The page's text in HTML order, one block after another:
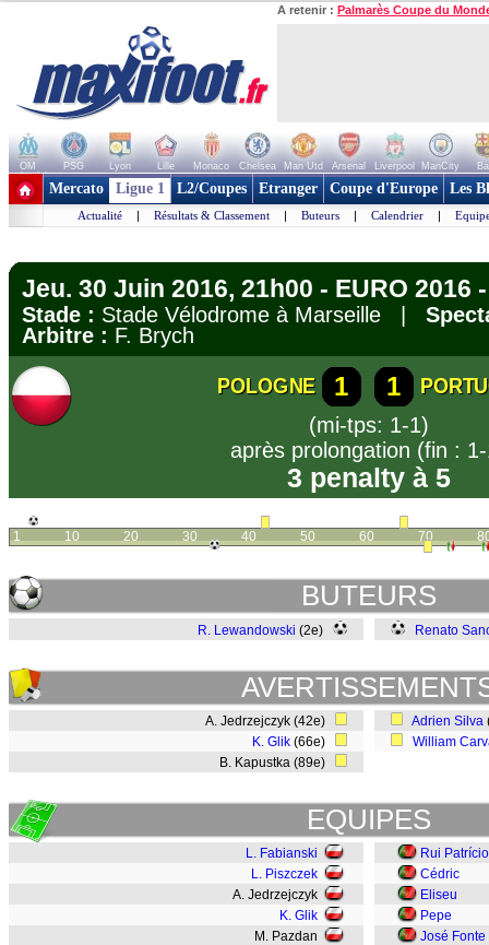
A retenir : Palmarès Coupe du
OM PSG Lyon Lille Monaco Chelsea Man Utd Arsenal Liverpool ManCity
+ de clubs
Mercato Ligue 1 L2/Coupes Etranger Coupe d'Europe Les
Actualité | Résultats & Classement | Buteurs | Calendrier |
Jeu. 30 Juin 2016, 21h00 - EURO 2016
Stade : Stade Vélodrome à Marseille |
Arbitre : F. Brych
POLOGNE 1 1
(mi-tps: 1-1)
après prolongation (fin :
3 penalty à 5
1 10 20 30 40 50 60 70
BUTEURS
R. Lewandowski (2e) Renato
A. Jedrzejczyk (42e)
K. Glik (66e)
B. Kapustka (89e)
Adrien Silva
William
EQUIPES
L. Fabianski
L. Piszczek
A. Jedrzejczyk
K. Glik
M. Pazdan
Rui Patrício
Cédric
Eliseu
Pepe
José Fonte